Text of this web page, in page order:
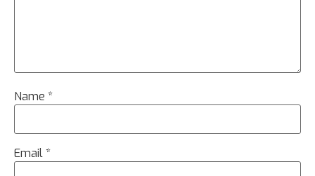
Name *
Email*